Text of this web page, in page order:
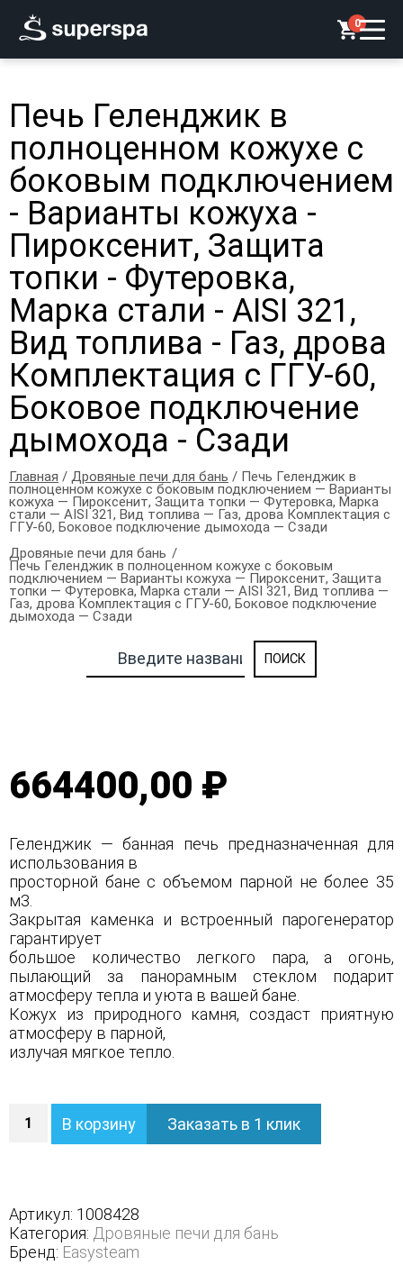
0
Печь Геленджик в
полноценном кожухе с
боковым подключением
- Варианты кожуха -
Пироксенит, Защита
топки - Футеровка,
Марка стали - AISI 321,
Вид топлива - Газ, дрова
Комплектация с ГГУ-60,
Боковое подключение
дымохода - Сзади
Главная / Дровяные печи для бань / Печь Геленджик в
полноценном кожухе с боковым подключением — Варианты
кожуха — Пироксенит, Защита топки — Футеровка, Марка
стали — AISI 321, Вид топлива — Газ, дрова Комплектация с
ГГУ-60, Боковое подключение дымохода — Сзади
Дровяные печи для бань
Печь Геленджик в полноценном кожухе с боковым
подключением — Варианты кожуха — Пироксенит, Защита
топки — Футеровка, Марка стали — AISI 321, Вид топлива —
Газ, дрова Комплектация с ГГУ-60, Боковое подключение
дымохода — Сзади
664400,00 ₽
Геленджик — банная печь предназначенная для
использования в
просторной бане с объемом парной не более 35
м3.
Закрытая каменка и встроенный парогенератор
гарантирует
большое количество легкого пара, а огонь,
пылающий за панорамным стеклом подарит
атмосферу тепла и уюта в вашей бане.
Кожух из природного камня, создаст приятную
атмосферу в парной,
излучая мягкое тепло.
Печь
Геленджик
кожухе
с
боковым
подключением
В корзину Заказать в 1 клик
Артикул: 1008428
Категория: Дровяные печи для бань
Бренд: Easysteam